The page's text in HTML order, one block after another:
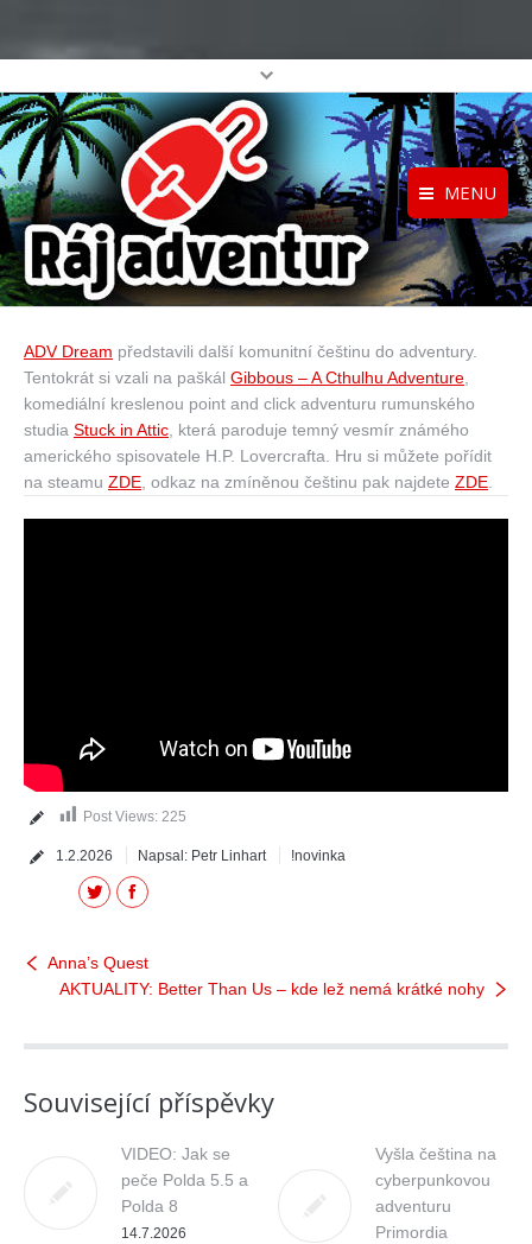
MENU
Registrace
Profil
Home
Katalog her
ADV Dream představili další komunitní češtinu do adventury.
Tentokrát si vzali na paškál Gibbous – A Cthulhu Adventure
komediální kreslenou point and click adventuru rumunského
studia Stuck in Attic , která paroduje temný vesmír známého
amerického spisovatele H.P. Lovercrafta. Hru si můžete pořídit
na steamu ZDE , odkaz na zmíněnou češtinu pak najdete ZDE
Post Views: 225
1.2.2026 Napsal: Petr Linhart !novinka
Facebook
Twitter
Anna’s Quest
AKTUALITY: Better Than Us – kde lež nemá krátké nohy
Související příspěvky
VIDEO: Jak se
peče Polda 5.5 a
Polda 8
14.7.2026
Vyšla čeština na
cyberpunkovou
adventuru
Primordia